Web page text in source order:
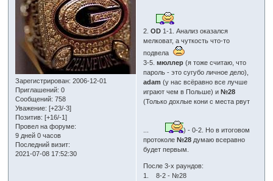
Зарегистрирован: 2006-12-01
Приглашений: 0
Сообщений: 758
Уважение: [+23/-3]
Позитив: [+16/-1]
Провел на форуме:
9 дней 0 часов
Последний визит:
2021-07-08 17:52:30
2.OD 1-1. Анализ оказался
мелковат, а чуткость что-то
подвела
3-5.мюллер (я тоже считаю, что
пароль - это сугубо личное дело),
adam (у нас всёравно все лучше
играют чем в Польше) и №28
(Только дохлые кони с места рвут
) - 0-2. Но в итоговом
протоколе №28 думаю всеравно
будет первым.
После 3-х раундов:
1. 8-2 - №28